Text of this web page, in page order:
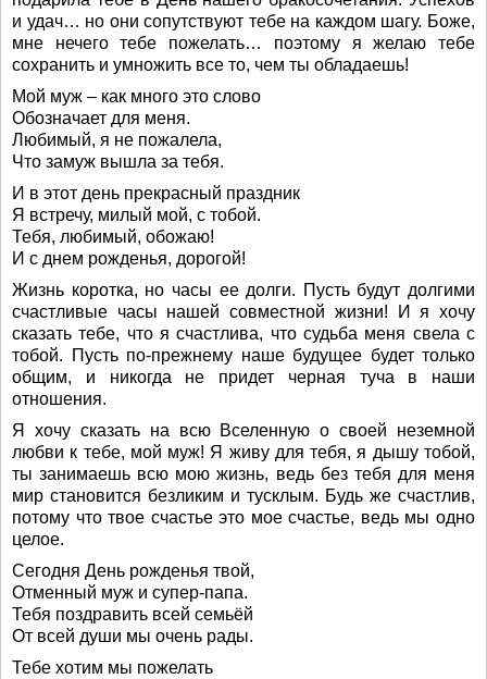
и удач… но они сопутствуют тебе на каждом шагу. Боже,
мне нечего тебе пожелать… поэтому я желаю тебе
сохранить и умножить все то, чем ты обладаешь!
Мой муж – как много это слово
Обозначает для меня.
Любимый, я не пожалела,
Что замуж вышла за тебя.
И в этот день прекрасный праздник
Я встречу, милый мой, с тобой.
Тебя, любимый, обожаю!
И с днем рожденья, дорогой!
Жизнь коротка, но часы ее долги. Пусть будут долгими
счастливые часы нашей совместной жизни! И я хочу
сказать тебе, что я счастлива, что судьба меня свела с
тобой. Пусть по-прежнему наше будущее будет только
общим, и никогда не придет черная туча в наши
отношения.
Я хочу сказать на всю Вселенную о своей неземной
любви к тебе, мой муж! Я живу для тебя, я дышу тобой,
ты занимаешь всю мою жизнь, ведь без тебя для меня
мир становится безликим и тусклым. Будь же счастлив,
потому что твое счастье это мое счастье, ведь мы одно
целое.
Сегодня День рожденья твой,
Отменный муж и супер-папа.
Тебя поздравить всей семьёй
От всей души мы очень рады.
Тебе хотим мы пожелать